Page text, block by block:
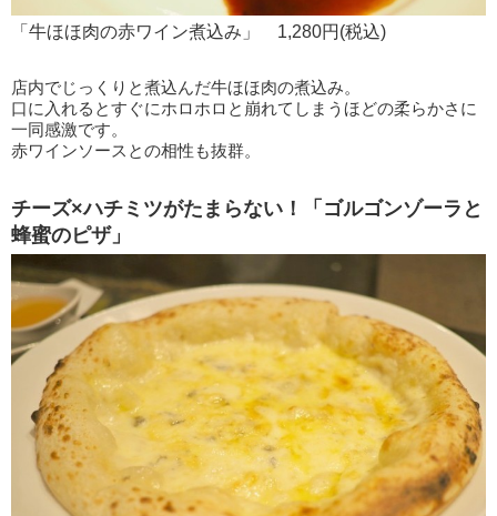
「牛ほほ肉の赤ワイン煮込み」 1,280円(税込)
店内でじっくりと煮込んだ牛ほほ肉の煮込み。
口に入れるとすぐにホロホロと崩れてしまうほどの柔らかさに
一同感激です。
赤ワインソースとの相性も抜群。
チーズ×ハチミツがたまらない！「ゴルゴンゾーラと
蜂蜜のピザ」